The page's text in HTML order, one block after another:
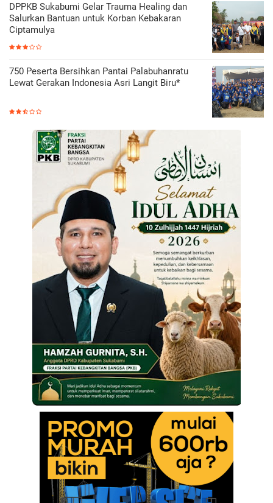
DPPKB Sukabumi Gelar Trauma Healing dan
Salurkan Bantuan untuk Korban Kebakaran
Ciptamulya
750 Peserta Bersihkan Pantai Palabuhanratu
Lewat Gerakan Indonesia Asri Langit Biru*